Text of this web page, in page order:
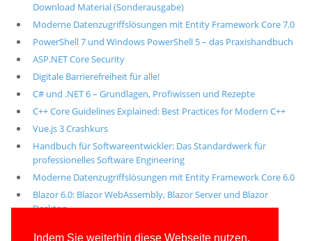
Indem Sie weiterhin diese Webseite nutzen,
Download Material (Sonderausgabe)
Moderne Datenzugriffslösungen mit Entity Framework Core 7.0
PowerShell 7 und Windows PowerShell 5 – das Praxishandbuch
ASP.NET Core Security
Digitale Barrierefreiheit für alle!
C# und .NET 6 – Grundlagen, Profiwissen und Rezepte
C++ Core Guidelines Explained: Best Practices for Modern C++
Vue.js 3 Crashkurs
Handbuch für Softwareentwickler: Das Standardwerk für
professionelles Software Engineering
Moderne Datenzugriffslösungen mit Entity Framework Core 6.0
Blazor 6.0: Blazor WebAssembly, Blazor Server und Blazor
Desktop
Alle unsere aktuellen Fachbücher